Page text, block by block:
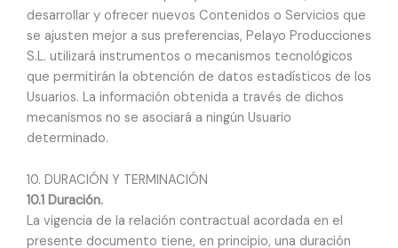
desarrollar y ofrecer nuevos Contenidos o Servicios que
se ajusten mejor a sus preferencias, Pelayo Producciones
S.L. utilizará instrumentos o mecanismos tecnológicos
que permitirán la obtención de datos estadísticos de los
Usuarios. La información obtenida a través de dichos
mecanismos no se asociará a ningún Usuario
determinado.
10. DURACIÓN Y TERMINACIÓN
10.1 Duración.
La vigencia de la relación contractual acordada en el
presente documento tiene, en principio, una duración